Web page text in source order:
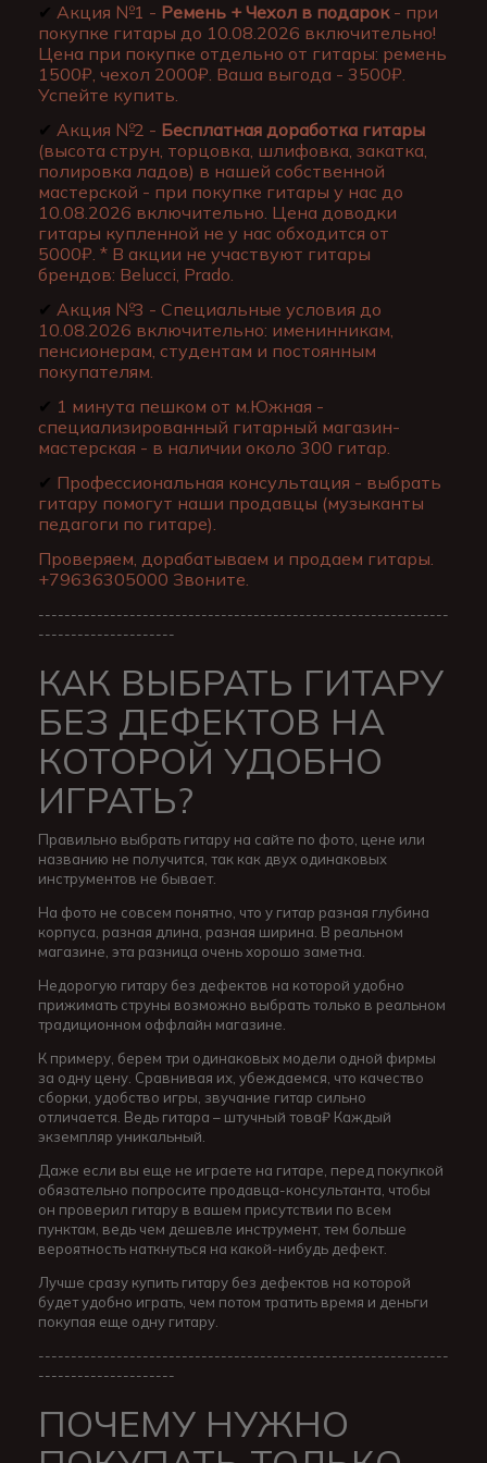
✔ Акция №1 - Ремень + Чехол в подарок- при
покупке гитары до 10.08.2026 включительно!
Цена при покупке отдельно от гитары: ремень
1500₽, чехол 2000₽. Ваша выгода - 3500₽.
Успейте купить.
✔ Акция №2 - Бесплатная доработка гитары
(высота струн, торцовка, шлифовка, закатка,
полировка ладов) в нашей собственной
мастерской - при покупке гитары у нас до
10.08.2026 включительно. Цена доводки
гитары купленной не у нас обходится от
5000₽. * В акции не участвуют гитары
брендов: Belucci, Prado.
✔ Акция №3 - Специальные условия до
10.08.2026 включительно: именинникам,
пенсионерам, студентам и постоянным
покупателям.
✔ 1 минута пешком от м.Южная -
специализированный гитарный магазин-
мастерская - в наличии около 300 гитар.
✔ Профессиональная консультация - выбрать
гитару помогут наши продавцы (музыканты
педагоги по гитаре).
Проверяем, дорабатываем и продаем гитары.
+79636305000 Звоните.
---------------------------------------------------------------
---------------------
КАК ВЫБРАТЬ ГИТАРУ
БЕЗ ДЕФЕКТОВ НА
КОТОРОЙ УДОБНО
ИГРАТЬ?
Правильно выбрать гитару на сайте по фото, цене или
названию не получится, так как двух одинаковых
инструментов не бывает.
На фото не совсем понятно, что у гитар разная глубина
корпуса, разная длина, разная ширина. В реальном
магазине, эта разница очень хорошо заметна.
Недорогую гитару без дефектов на которой удобно
прижимать струны возможно выбрать только в реальном
традиционном оффлайн магазине.
К примеру, берем три одинаковых модели одной фирмы
за одну цену. Сравнивая их, убеждаемся, что качество
сборки, удобство игры, звучание гитар сильно
отличается. Ведь гитара – штучный това₽ Каждый
экземпляр уникальный.
Даже если вы еще не играете на гитаре, перед покупкой
обязательно попросите продавца-консультанта, чтобы
он проверил гитару в вашем присутствии по всем
пунктам, ведь чем дешевле инструмент, тем больше
вероятность наткнуться на какой-нибудь дефект.
Лучше сразу купить гитару без дефектов на которой
будет удобно играть, чем потом тратить время и деньги
покупая еще одну гитару.
---------------------------------------------------------------
---------------------
ПОЧЕМУ НУЖНО